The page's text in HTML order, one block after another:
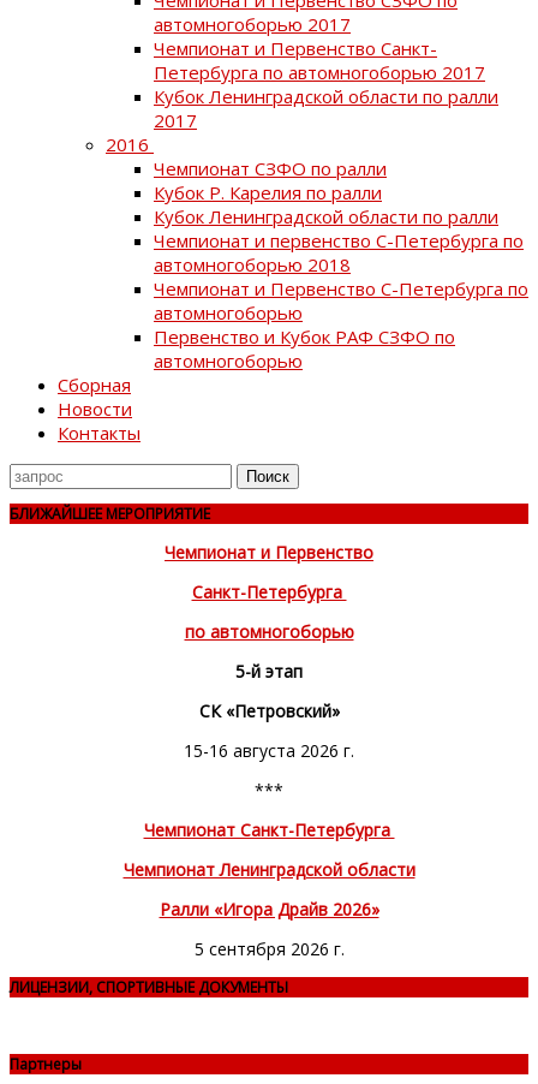
автомногоборью 2017
Чемпионат и Первенство Санкт-
Петербурга по автомногоборью 2017
Кубок Ленинградской области по ралли
2017
2016
Чемпионат СЗФО по ралли
Кубок Р. Карелия по ралли
Кубок Ленинградской области по ралли
Чемпионат и первенство С-Петербурга по
автомногоборью 2018
Чемпионат и Первенство С-Петербурга по
автомногоборью
Первенство и Кубок РАФ СЗФО по
автомногоборью
Сборная
Новости
Контакты
Поиск
для
БЛИЖАЙШЕЕ МЕРОПРИЯТИЕ
Чемпионат и Первенство
Санкт-Петербурга
по автомногоборью
5-й этап
СК «Петровский»
15-16 августа 2026 г.
***
Чемпионат Санкт-Петербурга
Чемпионат Ленинградской области
Ралли «Игора Драйв 2026»
5 сентября 2026 г.
ЛИЦЕНЗИИ, СПОРТИВНЫЕ ДОКУМЕНТЫ
Партнеры